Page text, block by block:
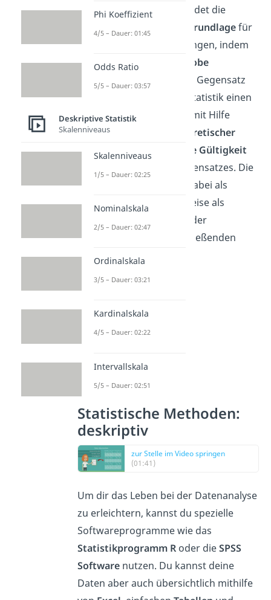
ist. Wie bereits gesagt, bildet die
deskriptive Statistik die
Grundlagefür
die weiteren Untersuchungen, indem
sie die Daten der
Stichprobe
übersichtlich darstellt. Im Gegensatz
dazu geht die induktive Statistik einen
Schritt weiter und testet mit Hilfe
wahrscheinlichkeitstheoretischer
Methoden die
allgemeine Gültigkeit
der Erkenntnisse des Datensatzes. Die
explorative Statistik gilt dabei als
Mischform beziehungsweise als
Zwischenstufe zwischen der
beschreibenden und schließenden
Statistik.
Statistische Methoden:
deskriptiv
zur Stelle im Video springen
(01:41)
Um dir das Leben bei der Datenanalyse
zu erleichtern, kannst du spezielle
Softwareprogramme wie das
Statistikprogramm Roder dieSPSS
Softwarenutzen. Du kannst deine
Daten aber auch übersichtlich mithilfe
Phi Koeffizient
4/5 – Dauer: 01:45
Odds Ratio
5/5 – Dauer: 03:57
Deskriptive Statistik
Skalenniveaus
Skalenniveaus
1/5 – Dauer: 02:25
Nominalskala
2/5 – Dauer: 02:47
Ordinalskala
3/5 – Dauer: 03:21
Kardinalskala
4/5 – Dauer: 02:22
Intervallskala
5/5 – Dauer: 02:51